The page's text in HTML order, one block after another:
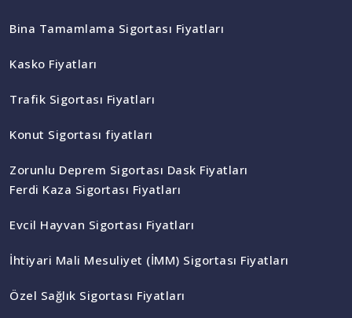
Bina Tamamlama Sigortası Fiyatları
Kasko Fiyatları
Trafik Sigortası Fiyatları
Konut Sigortası fiyatları
Zorunlu Deprem Sigortası Dask Fiyatları
Ferdi Kaza Sigortası Fiyatları
Evcil Hayvan Sigortası Fiyatları
İhtiyari Mali Mesuliyet (İMM) Sigortası Fiyatları
Özel Sağlık Sigortası Fiyatları